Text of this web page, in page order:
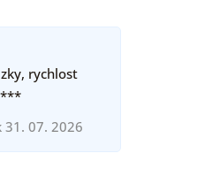
rychlost
31. 07. 2026